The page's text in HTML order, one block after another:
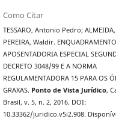
Como Citar
TESSARO, Antonio Pedro;
PEREIRA, Waldir.
APOSENTADORIA ESPECIAL
DECRETO 3048/99 E A NORMA
REGULAMENTADORA 15 PARA OS
GRAXAS. Ponto de Vista Jurídico,
Brasil, v. 5, n. 2, 2016. DOI:
10.33362/juridico.v5i2.908.